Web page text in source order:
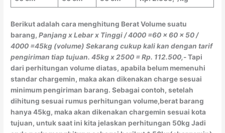
Berikut adalah cara menghitung Berat Volume suatu
barang,Panjang x Lebar x Tinggi / 4000 =60 x 60 x 50 /
4000 =45kg (volume) Sekarang cukup kali kan dengan tarif
pengiriman tiap tujuan. 45kg x 2500 = Rp. 112.500,-Tapi
dari perhitungan volume diatas, apabila belum memenuhi
standar chargemin, maka akan dikenakan charge sesuai
minimum pengiriman barang. Sebagai contoh, setelah
dihitung sesuai rumus perhitungan volume,berat barang
hanya 45kg, maka akan dikenakan chargemin sesuai kota
tujuan, untuk saat ini kita jelaskan perhitungan 50kg Jadi